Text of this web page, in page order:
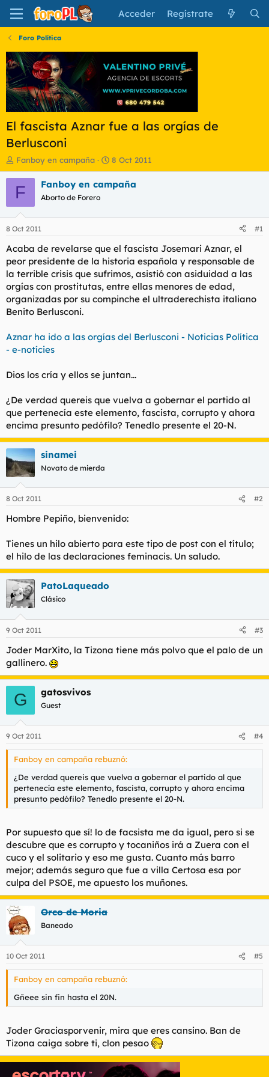
Acceder Regístrate
Foro Política
El fascista Aznar fue a las orgías de
Berlusconi
I
n
i
c
a
o
r
e
t
e
m
Fanboy en campaña
F
e
c
h
i
n
c
i
o
8 Oct 2011
F Fanboy en campaña
Aborto de Forero
8 Oct 2011 #1
Acaba de revelarse que el fascista Josemari Aznar, el
peor presidente de la historia española y responsable de
la terrible crisis que sufrimos, asistió con asiduidad a las
orgías con prostitutas, entre ellas menores de edad,
organizadas por su compinche el ultraderechista italiano
Benito Berlusconi.
Aznar ha ido a las orgías del Berlusconi - Noticias Política
- e-notícies
Dios los cría y ellos se juntan...
¿De verdad quereis que vuelva a gobernar el partido al
que pertenecía este elemento, fascista, corrupto y ahora
encima presunto pedófilo? Tenedlo presente el 20-N.
sinamei
Novato de mierda
8 Oct 2011 #2
Hombre Pepiño, bienvenido:
Tienes un hilo abierto para este tipo de post con el título;
el hilo de las declaraciones feminacis. Un saludo.
PatoLaqueado
Clásico
9 Oct 2011 #3
Joder MarXito, la Tizona tiene más polvo que el palo de un
gallinero.
G gatosvivos
Guest
9 Oct 2011 #4
Fanboy en campaña rebuznó:
¿De verdad quereis que vuelva a gobernar el partido al que
pertenecía este elemento, fascista, corrupto y ahora encima
presunto pedófilo? Tenedlo presente el 20-N.
Por supuesto que sí! lo de facsista me da igual, pero si se
descubre que es corrupto y tocaniños irá a Zuera con el
cuco y el solitario y eso me gusta. Cuanto más barro
mejor; además seguro que fue a villa Certosa esa por
culpa del PSOE, me apuesto los muñones.
Orco de Moria
Baneado
10 Oct 2011 #5
Fanboy en campaña rebuznó:
Gñeee sin fin hasta el 20N.
Joder Graciasporvenir, mira que eres cansino. Ban de
Tizona caiga sobre ti, clon pesao